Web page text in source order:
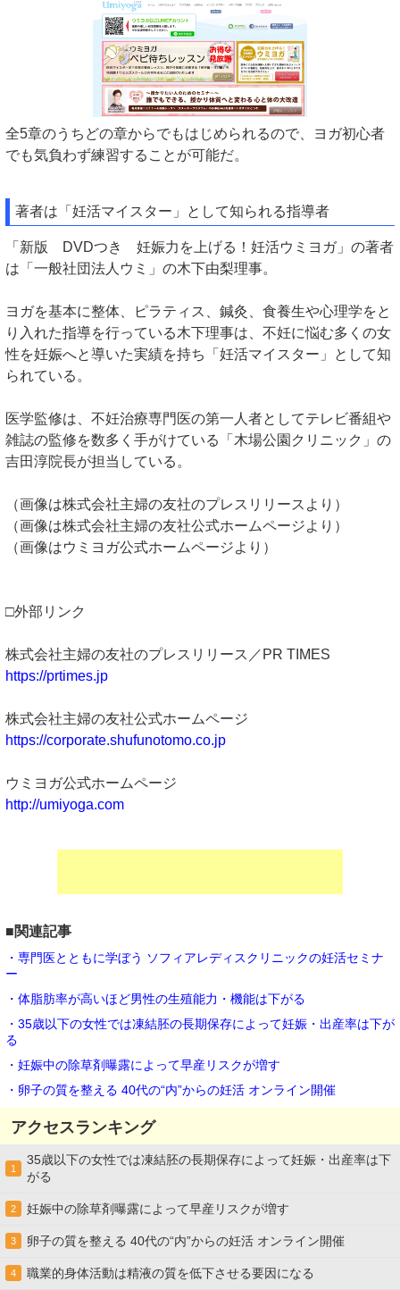
全5章のうちどの章からでもはじめられるので、ヨガ初心者
でも気負わず練習することが可能だ。
著者は「妊活マイスター」として知られる指導者
「新版 DVDつき 妊娠力を上げる！妊活ウミヨガ」の著者
は「一般社団法人ウミ」の木下由梨理事。
ヨガを基本に整体、ピラティス、鍼灸、食養生や心理学をと
り入れた指導を行っている木下理事は、不妊に悩む多くの女
性を妊娠へと導いた実績を持ち「妊活マイスター」として知
られている。
医学監修は、不妊治療専門医の第一人者としてテレビ番組や
雑誌の監修を数多く手がけている「木場公園クリニック」の
吉田淳院長が担当している。
（画像は株式会社主婦の友社のプレスリリースより）
（画像は株式会社主婦の友社公式ホームページより）
（画像はウミヨガ公式ホームページより）
□外部リンク
株式会社主婦の友社のプレスリリース／PR TIMES
https://prtimes.jp
株式会社主婦の友社公式ホームページ
https://corporate.shufunotomo.co.jp
ウミヨガ公式ホームページ
http://umiyoga.com
■関連記事
・専門医とともに学ぼう ソフィアレディスクリニックの妊活セミナ
ー
・体脂肪率が高いほど男性の生殖能力・機能は下がる
・35歳以下の女性では凍結胚の長期保存によって妊娠・出産率は下が
る
・妊娠中の除草剤曝露によって早産リスクが増す
・卵子の質を整える 40代の“内”からの妊活 オンライン開催
アクセスランキング
1
35歳以下の女性では凍結胚の長期保存によって妊娠・出産率は下
がる
2 妊娠中の除草剤曝露によって早産リスクが増す
3 卵子の質を整える 40代の“内”からの妊活 オンライン開催
4 職業的身体活動は精液の質を低下させる要因になる